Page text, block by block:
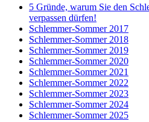
5 Gründe, warum Sie den
verpassen dürfen!
Schlemmer-Sommer 2017
Schlemmer-Sommer 2018
Schlemmer-Sommer 2019
Schlemmer-Sommer 2020
Schlemmer-Sommer 2021
Schlemmer-Sommer 2022
Schlemmer-Sommer 2023
Schlemmer-Sommer 2024
Schlemmer-Sommer 2025